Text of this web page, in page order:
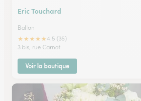
Eric Touchard
Ballon
★★★★★4.5 (35)
3 bis, rue Carnot
Voir la boutique